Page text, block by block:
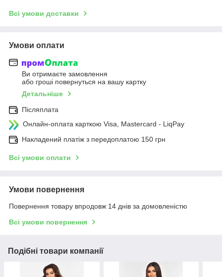
Всі умови доставки
Умови оплати
Ви отримаєте замовлення
або гроші повернуться на вашу картку
Детальніше
Післяплата
Онлайн-оплата карткою Visa, Mastercard - LiqPay
Накладений платіж з передоплатою 150 грн
Всі умови оплати
Умови повернення
Повернення товару впродовж 14 днів за домовленістю
Всі умови повернення
Подібні товари компанії